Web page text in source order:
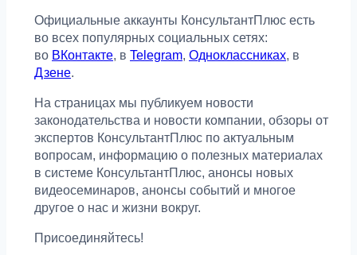
Официальные аккаунты КонсультантПлюс есть
во всех популярных социальных сетях:
во ВКонтакте, в Telegram, Одноклассниках, в
Дзене.
На страницах мы публикуем новости
законодательства и новости компании, обзоры от
экспертов КонсультантПлюс по актуальным
вопросам, информацию о полезных материалах
в системе КонсультантПлюс, анонсы новых
видеосеминаров, анонсы событий и многое
другое о нас и жизни вокруг.
Присоединяйтесь!